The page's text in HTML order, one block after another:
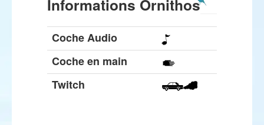
Informations Ornithos
Coche Audio
Coche en main
Twitch